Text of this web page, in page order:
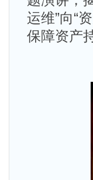
运维”向“
保障资产